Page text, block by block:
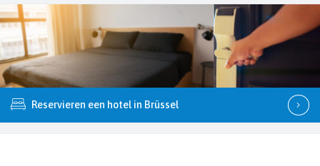
Reservieren een hotel in Brüssel